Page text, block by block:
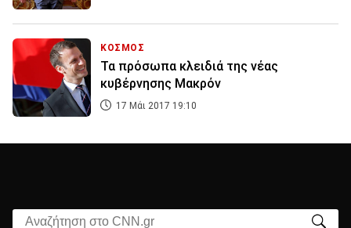
ΚΟΣΜΟΣ
Τα πρόσωπα κλειδιά της νέας
κυβέρνησης Μακρόν
17 Μάι 2017 19:10
Αναζήτηση στο CNN.gr